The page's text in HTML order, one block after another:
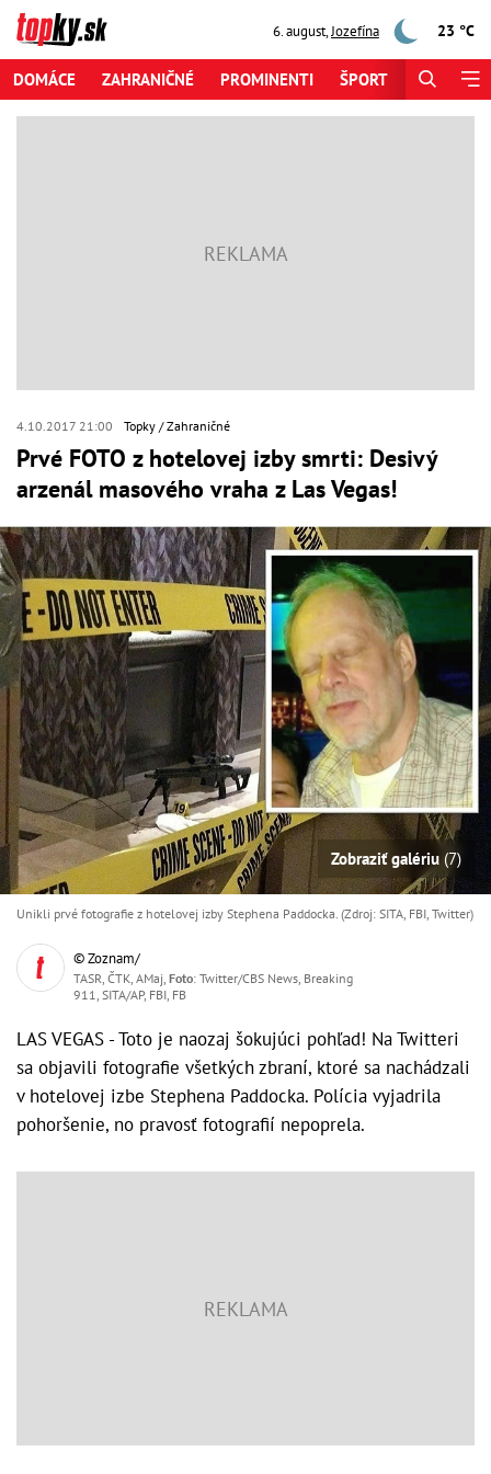
6. august,Jozefína 23 °C
DOMÁCE ZAHRANIČNÉ PROMINENTI ŠPORT
4.10.2017 21:00 Topky Zahraničné
Prvé FOTO z hotelovej izby smrti: Desivý
arzenál masového vraha z Las Vegas!
Zobraziť galériu (7)
Unikli prvé fotografie z hotelovej izby Stephena Paddocka. (Zdroj: SITA, FBI, Twitter)
© Zoznam/
TASR, ČTK, AMaj, Foto: Twitter/CBS News, Breaking
911, SITA/AP, FBI, FB
LAS VEGAS - Toto je naozaj šokujúci pohľad! Na Twitteri
sa objavili fotografie všetkých zbraní, ktoré sa nachádzali
v hotelovej izbe Stephena Paddocka. Polícia vyjadrila
pohoršenie, no pravosť fotografií nepoprela.